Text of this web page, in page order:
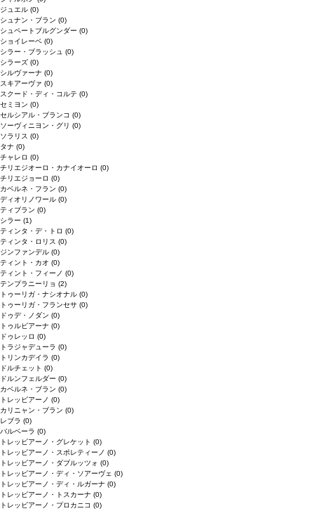
ジュエル (0)
シュナン・ブラン (0)
シュペートブルグンダー (0)
ショイレーベ (0)
シラー・ブラッシュ (0)
シラーズ (0)
シルヴァーナ (0)
スキアーヴァ (0)
スクード・ディ・コルテ (0)
セミヨン (0)
セルシアル・ブランコ (0)
ソーヴィニヨン・グリ (0)
ソラリス (0)
タナ (0)
チャレロ (0)
チリエジオーロ・カナイオーロ (0)
チリエジョーロ (0)
カベルネ・フラン (0)
ディオリノワール (0)
ティブラン (0)
シラー (1)
ティンタ・デ・トロ (0)
ティンタ・ロリス (0)
ジンファンデル (0)
ティント・カオ (0)
ティント・フィーノ (0)
テンプラニーリョ (2)
トゥーリガ・ナシオナル (0)
トゥーリガ・フランセサ (0)
ドゥデ・ノダン (0)
トゥルビアーナ (0)
ドゥレッロ (0)
トラジャデューラ (0)
トリンカデイラ (0)
ドルチェット (0)
ドルンフェルダー (0)
カベルネ・ブラン (0)
トレッビアーノ (0)
カリニャン・ブラン (0)
レブラ (0)
バルベーラ (0)
トレッビアーノ・グレケット (0)
トレッビアーノ・スポレティーノ (0)
トレッビアーノ・ダブルッツォ (0)
トレッビアーノ・ディ・ソアーヴェ (0)
トレッビアーノ・ディ・ルガーナ (0)
トレッビアーノ・トスカーナ (0)
トレッビアーノ・プロカニコ (0)